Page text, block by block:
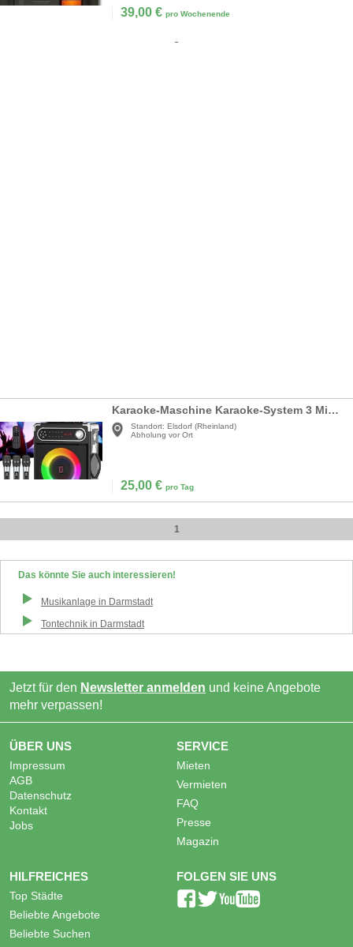
39,00 € pro Wochenende
Karaoke-Maschine Karaoke-System 3 Mikrofone tragbar Bluetooth-Lautsprecher Party-Karaoke
Standort: Elsdorf (Rheinland)
Abholung vor Ort
25,00 € pro Tag
1
Das könnte Sie auch interessieren!
Musikanlage in Darmstadt
Tontechnik in Darmstadt
Jetzt für den Newsletter anmelden und keine Angebote
mehr verpassen!
ÜBER UNS
Impressum
AGB
Datenschutz
Kontakt
Jobs
SERVICE
Mieten
Vermieten
FAQ
Presse
Magazin
HILFREICHES
Top Städte
Beliebte Angebote
Beliebte Suchen
FOLGEN SIE UNS